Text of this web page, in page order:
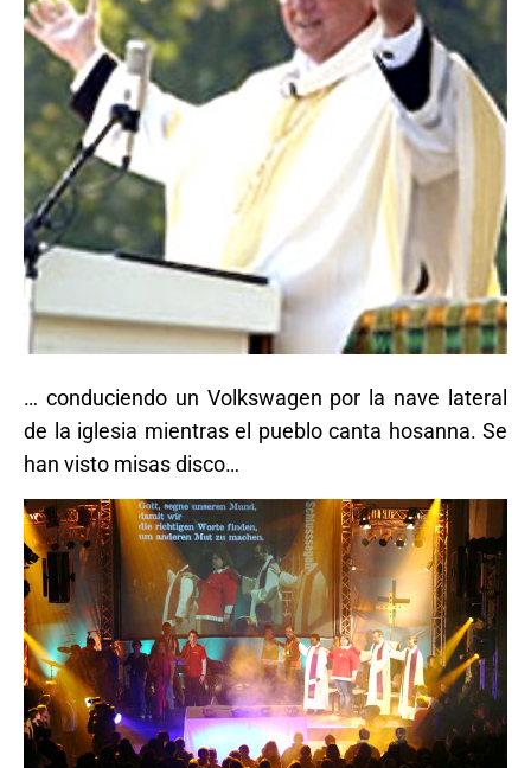
… conduciendo un Volkswagen por la nave lateral
de la iglesia mientras el pueblo canta hosanna. Se
han visto misas disco…